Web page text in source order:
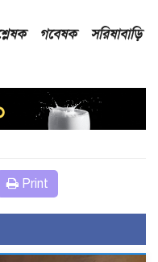
গবেষক সরিষাবাড়ি
Print